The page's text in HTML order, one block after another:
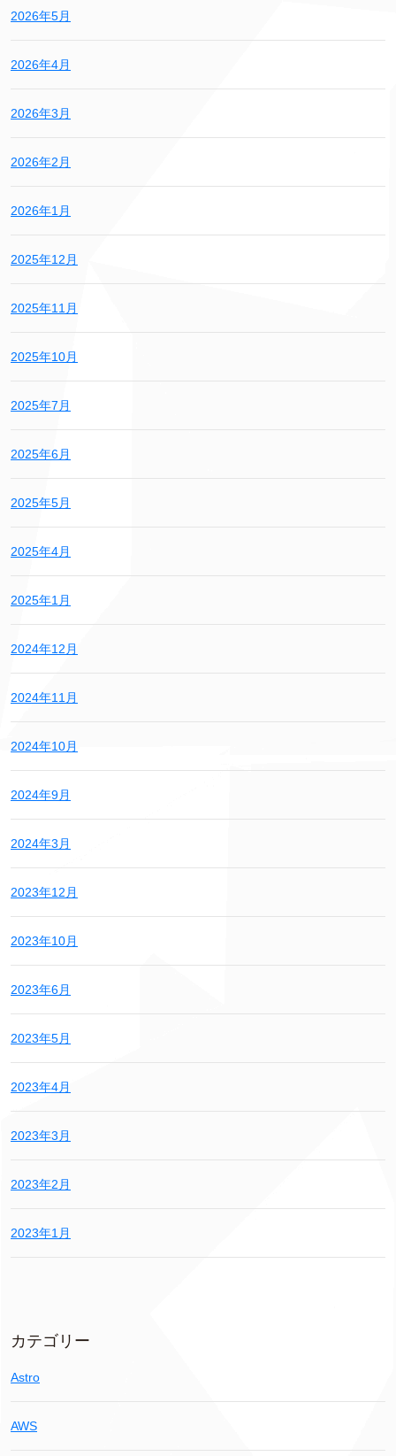
2026年5月
2026年4月
2026年3月
2026年2月
2026年1月
2025年12月
2025年11月
2025年10月
2025年7月
2025年6月
2025年5月
2025年4月
2025年1月
2024年12月
2024年11月
2024年10月
2024年9月
2024年3月
2023年12月
2023年10月
2023年6月
2023年5月
2023年4月
2023年3月
2023年2月
2023年1月
カテゴリー
Astro
AWS